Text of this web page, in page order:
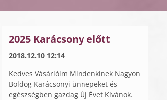
2025 Karácsony előtt
2018.12.10 12:14
Kedves Vásárlóim Mindenkinek Nagyon
Boldog Karácsonyi ünnepeket és
egészségben gazdag Új Évet Kívánok.